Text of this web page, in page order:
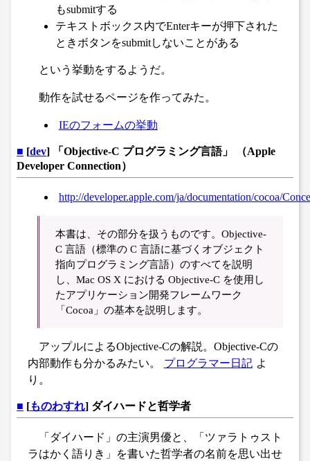
もsubmitする
テキストボックス内でEnterキーが押下された
ときボタンをsubmitしないことがある
という挙動をするようだ。
動作を試せるページを作ってみた。
IEのフォームの挙動
■ [dev] 「Objective-C プログラミング言語」 （Apple
Developer Connection）
http://developer.apple.com/ja/documentation/cocoa/
本書は、その部分を扱うものです。Objective-
C 言語（標準の C 言語に基づくオブジェクト
指向プログラミング言語）のすべてを説明
し、Mac OS X における Objective-C を使用し
たアプリケーション開発フレームワーク
「Cocoa」の基本を説明します。
アップルによるObjective-Cの解説。Objective-Cの
内部動作も分かるみたい。
プログラマー日記 よ
り。
■ [ものわすれ] ダイハードと哲学者
「ダイハード」の主演男優と、「ツァラトゥスト
ラはかく語りき」を書いた哲学者の名前を思い出せ